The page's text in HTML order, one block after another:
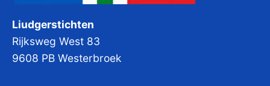
Liudgerstichten
Rijksweg West 83
9608 PB Westerbroek